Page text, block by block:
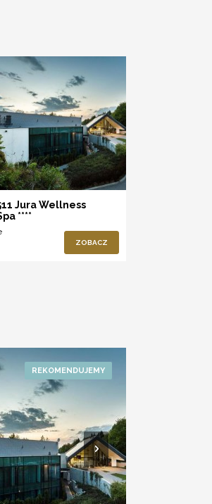
Jura Wellness
****
ZOBACZ